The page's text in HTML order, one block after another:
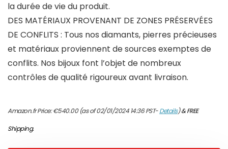
la durée de vie du produit.
DES MATÉRIAUX PROVENANT DE ZONES PRÉSERVÉES
DE CONFLITS : Tous nos diamants, pierres précieuses
et matériaux proviennent de sources exemptes de
conflits. Nos bijoux font l’objet de nombreux
contrôles de qualité rigoureux avant livraison.
Amazon.fr Price:€540.00(as of 02/01/2024 14:36 PST-Details)&FREE
Shipping.